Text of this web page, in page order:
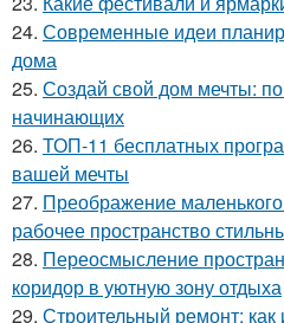
24. Современные идеи
дома
25. Создай свой дом мечты:
начинающих
26. ТОП-11 бесплатных
вашей мечты
27. Преображение маленького
рабочее пространство
28. Переосмысление
коридор в уютную зону отдыха
29. Строительный ремонт: как